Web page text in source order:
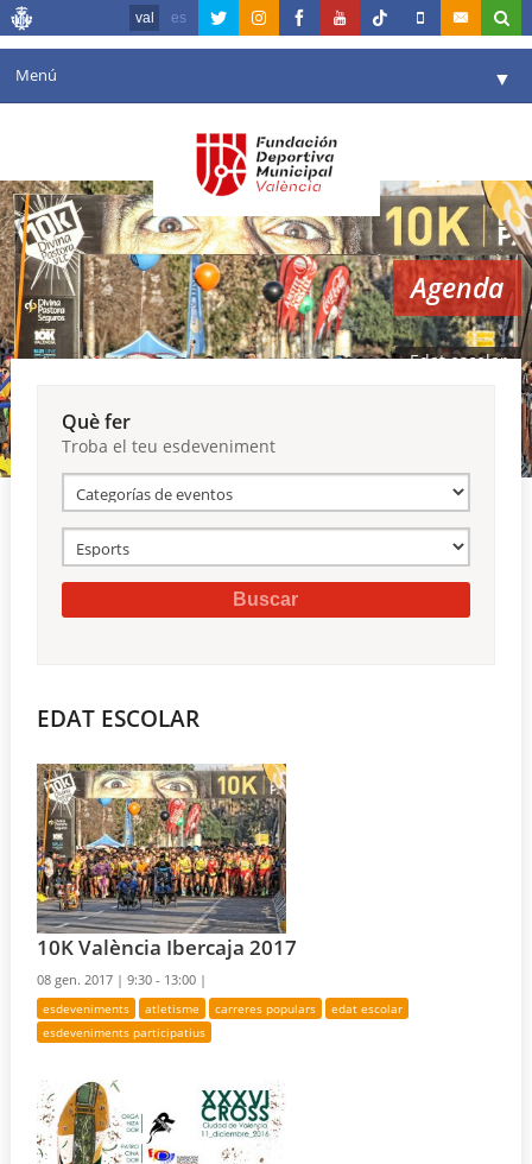
val es
Menú ▼
Agenda
Instal·lacions ▼
Comunicació ▼
València en esport ▼
Reserves
Agenda
Edat escolar
Què fer
Troba el teu esdeveniment
EDAT ESCOLAR
10K València Ibercaja 2017
08 gen. 2017 |9:30 - 13:00 |
esdeveniments atletisme carreres populars
edat escolar
esdeveniments participatius